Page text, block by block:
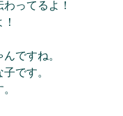
ってるよ！
ですね。
です。